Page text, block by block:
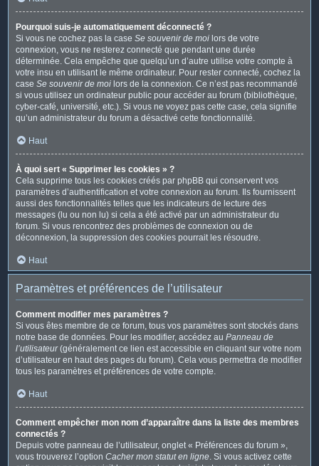
Pourquoi suis-je automatiquement déconnecté ?
Si vous ne cochez pas la case Se souvenir de moi lors de votre
connexion, vous ne resterez connecté que pendant une durée
déterminée. Cela empêche que quelqu’un d’autre utilise votre compte à
votre insu en utilisant le même ordinateur. Pour rester connecté, cochez la
case Se souvenir de moi lors de la connexion. Ce n’est pas recommandé
si vous utilisez un ordinateur public pour accéder au forum (bibliothèque,
cyber-café, université, etc.). Si vous ne voyez pas cette case, cela signifie
qu’un administrateur du forum a désactivé cette fonctionnalité.
Haut
À quoi sert « Supprimer les cookies » ?
Cela supprime tous les cookies créés par phpBB qui conservent vos
paramètres d’authentification et votre connexion au forum. Ils fournissent
aussi des fonctionnalités telles que les indicateurs de lecture des
messages (lu ou non lu) si cela a été activé par un administrateur du
forum. Si vous rencontrez des problèmes de connexion ou de
déconnexion, la suppression des cookies pourrait les résoudre.
Haut
Paramètres et préférences de l’utilisateur
Comment modifier mes paramètres ?
Si vous êtes membre de ce forum, tous vos paramètres sont stockés dans
notre base de données. Pour les modifier, accédez au Panneau de
l’utilisateur(généralement ce lien est accessible en cliquant sur votre nom
d’utilisateur en haut des pages du forum). Cela vous permettra de modifier
tous les paramètres et préférences de votre compte.
Haut
Comment empêcher mon nom d’apparaître dans la liste des membres
connectés ?
Depuis votre panneau de l’utilisateur, onglet « Préférences du forum »,
vous trouverez l’option Cacher mon statut en ligne. Si vous activez cette